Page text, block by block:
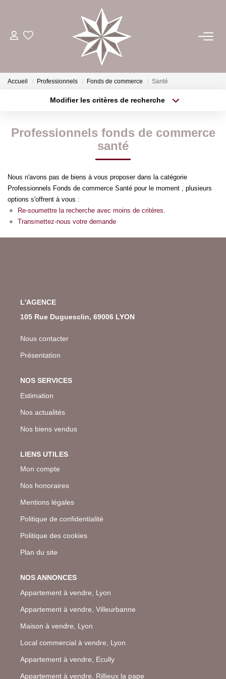
ACHETER
ESTIMER
GÉRER
NOTRE AGENCE
Accueil Professionnels Fonds de commerce Santé
Modifier les critères de recherche
Type de bien
Surface min
Créer une alerte
Professionnels fonds de commerce
santé
Nous n'avons pas de biens à vous proposer dans la catégorie
Professionnels Fonds de commerce Santé pour le moment , plusieurs
options s'offrent à vous :
Re-soumettre la recherche avec moins de critères.
Transmettez-nous votre demande
L'AGENCE
105 Rue Duguesclin, 69006 LYON
Nous contacter
Présentation
NOS SERVICES
Estimation
Nos actualités
Nos biens vendus
LIENS UTILES
Mon compte
Nos honoraires
Mentions légales
Politique de confidentialité
Politique des cookies
Plan du site
NOS ANNONCES
Appartement à vendre, Lyon
Appartement à vendre, Villeurbanne
Maison à vendre, Lyon
Local commercial à vendre, Lyon
Appartement à vendre, Ecully
Appartement à vendre, Rillieux la pape